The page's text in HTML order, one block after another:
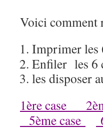
Voici comment
Imprimer les
Enfiler les 6
les disposer
1ère case
5ème case